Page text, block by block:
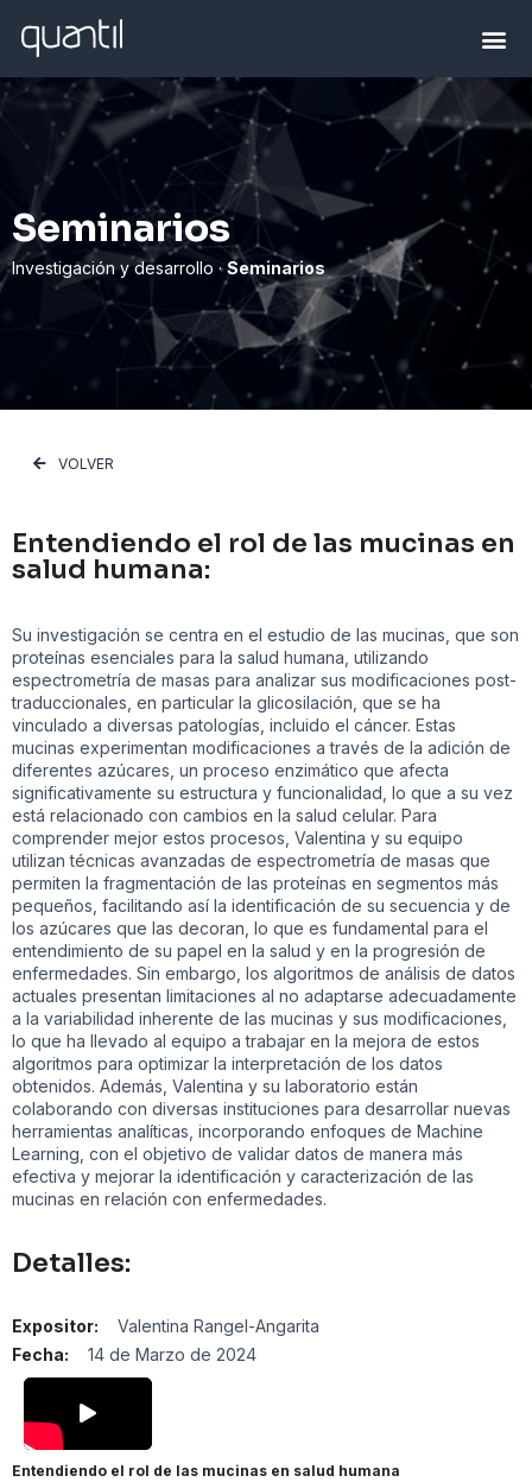
Seminarios
Investigación y desarrollo ·Seminarios
VOLVER
Entendiendo el rol de las mucinas en
salud humana:
Su investigación se centra en el estudio de las mucinas, que son
proteínas esenciales para la salud humana, utilizando
espectrometría de masas para analizar sus modificaciones post-
traduccionales, en particular la glicosilación, que se ha
vinculado a diversas patologías, incluido el cáncer. Estas
mucinas experimentan modificaciones a través de la adición de
diferentes azúcares, un proceso enzimático que afecta
significativamente su estructura y funcionalidad, lo que a su vez
está relacionado con cambios en la salud celular. Para
comprender mejor estos procesos, Valentina y su equipo
utilizan técnicas avanzadas de espectrometría de masas que
permiten la fragmentación de las proteínas en segmentos más
pequeños, facilitando así la identificación de su secuencia y de
los azúcares que las decoran, lo que es fundamental para el
entendimiento de su papel en la salud y en la progresión de
enfermedades. Sin embargo, los algoritmos de análisis de datos
actuales presentan limitaciones al no adaptarse adecuadamente
a la variabilidad inherente de las mucinas y sus modificaciones,
lo que ha llevado al equipo a trabajar en la mejora de estos
algoritmos para optimizar la interpretación de los datos
obtenidos. Además, Valentina y su laboratorio están
colaborando con diversas instituciones para desarrollar nuevas
herramientas analíticas, incorporando enfoques de Machine
Learning, con el objetivo de validar datos de manera más
efectiva y mejorar la identificación y caracterización de las
mucinas en relación con enfermedades.
Detalles:
Expositor:
Valentina Rangel-Angarita
Fecha:
14 de Marzo de 2024
Entendiendo el rol de las mucinas en salud humana